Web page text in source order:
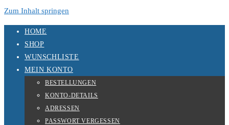
Zum Inhalt springen
HOME
SHOP
WUNSCHLISTE
MEIN KONTO
BESTELLUNGEN
KONTO-DETAILS
ADRESSEN
PASSWORT VERGESSEN